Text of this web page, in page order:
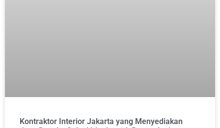
Kontraktor Interior Jakarta yang Menyediakan